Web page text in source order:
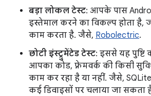
बड़ा लोकल टेस्ट: आपके पास
इस्तेमाल करने का विकल्प होता है,
काम करता है. जैसे, Robolectric.
छोटी इंस्ट्रुमेंटेड टेस्ट: इससे यह
आपका कोड, फ़्रेमवर्क की किसी
काम कर रहा है या नहीं. जैसे,
कई डिवाइसों पर चलाया जा सकता